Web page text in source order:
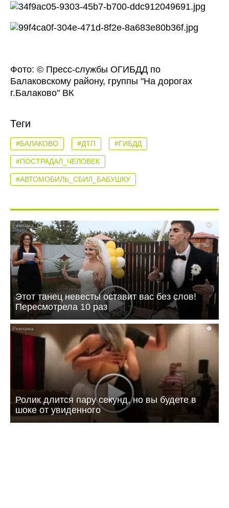
Фото: © Пресс-службы ОГИБДД по
Балаковскому району, группы "На дорогах
г.Балаково" ВК
Теги
#БАЛАКОВО #ДТП #ГИБДД
#ПОСТРАДАЛ_ЧЕЛОВЕК
#АВТОМОБИЛЬ_СБИЛ_БАБУШКУ
i
Этот танец невесты оставит вас без слов!
Пересмотрела 10 раз
i
Ролик длится пару секунд, но вы будете в
шоке от увиденного